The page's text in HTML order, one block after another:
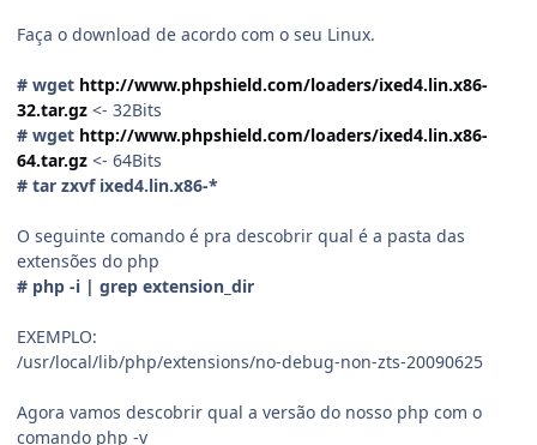
Faça o download de acordo com o seu Linux.
# wget http://www.phpshield.com/loaders/ixed4.lin.x86-
32.tar.gz <- 32Bits
# wget http://www.phpshield.com/loaders/ixed4.lin.x86-
64.tar.gz <- 64Bits
# tar zxvf ixed4.lin.x86-*
O seguinte comando é pra descobrir qual é a pasta das
extensões do php
# php -i | grep extension_dir
EXEMPLO:
/usr/local/lib/php/extensions/no-debug-non-zts-20090625
Agora vamos descobrir qual a versão do nosso php com o
comando php -v